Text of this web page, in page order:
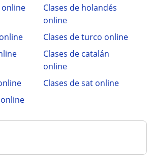
online
Clases de holandés
online
Clases de turco online
Clases de catalán
online
Clases de sat online